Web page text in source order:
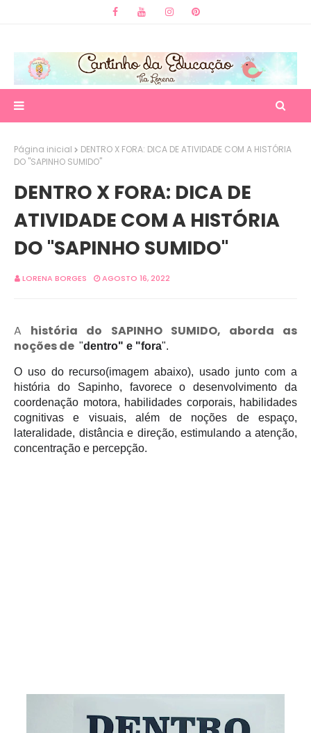
Página inicial
DENTRO X FORA: DICA DE ATIVIDADE COM A HISTÓRIA
DO "SAPINHO SUMIDO"
DENTRO X FORA: DICA DE
ATIVIDADE COM A HISTÓRIA
DO "SAPINHO SUMIDO"
LORENA BORGES AGOSTO 16, 2022
A história do SAPINHO SUMIDO, aborda as
noções de "dentro" e "fora".
O uso do recurso(imagem abaixo), usado junto com a
história do Sapinho, favorece o desenvolvimento da
coordenação motora, habilidades corporais, habilidades
cognitivas e visuais, além de noções de espaço,
lateralidade, distância e direção, estimulando a atenção,
concentração e percepção.